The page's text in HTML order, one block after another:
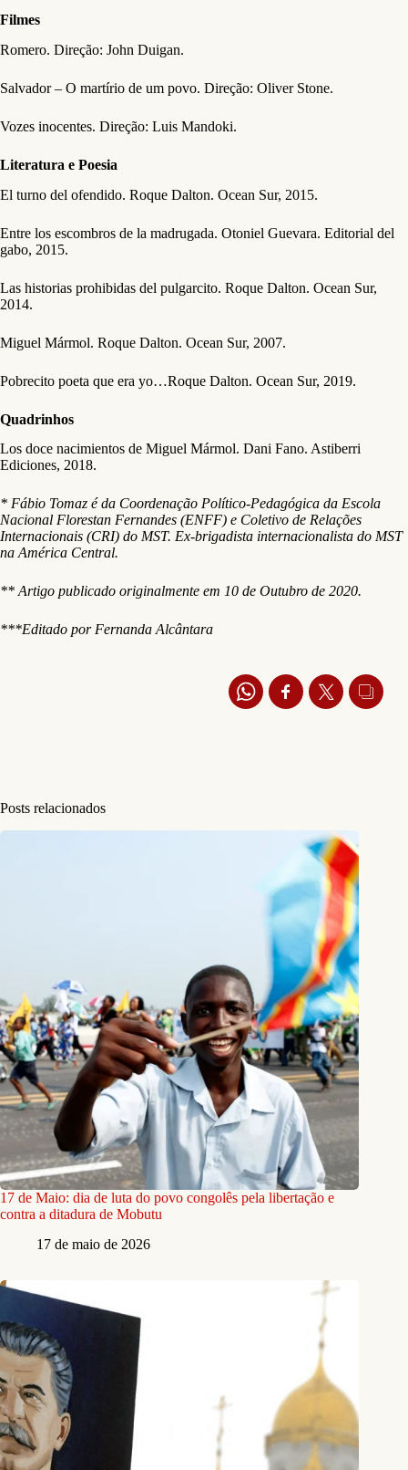
Filmes
Romero. Direção: John Duigan.
Salvador – O martírio de um povo. Direção: Oliver Stone.
Vozes inocentes. Direção: Luis Mandoki.
Literatura e Poesia
El turno del ofendido. Roque Dalton. Ocean Sur, 2015.
Entre los escombros de la madrugada. Otoniel Guevara. Editorial del
gabo, 2015.
Las historias prohibidas del pulgarcito. Roque Dalton. Ocean Sur,
2014.
Miguel Mármol. Roque Dalton. Ocean Sur, 2007.
Pobrecito poeta que era yo…Roque Dalton. Ocean Sur, 2019.
Quadrinhos
Los doce nacimientos de Miguel Mármol. Dani Fano. Astiberri
Ediciones, 2018.
* Fábio Tomaz é da Coordenação Político-Pedagógica da Escola
Nacional Florestan Fernandes (ENFF) e Coletivo de Relações
Internacionais (CRI) do MST. Ex-brigadista internacionalista do MST
na América Central.
** Artigo publicado originalmente em 10 de Outubro de 2020.
***Editado por Fernanda Alcântara
Posts relacionados
17 de Maio: dia de luta do povo congolês pela libertação e
contra a ditadura de Mobutu
17 de maio de 2026